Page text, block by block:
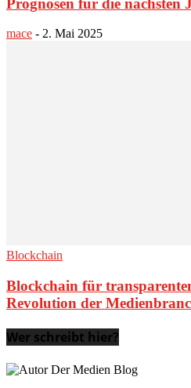
mace - 2. Mai 2025
Blockchain
Blockchain für
Revolution der
Wer schreibt hier?